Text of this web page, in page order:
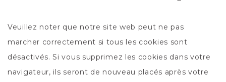
Veuillez noter que notre site web peut ne pas
marcher correctement si tous les cookies sont
désactivés. Si vous supprimez les cookies dans votre
navigateur, ils seront de nouveau placés après votre